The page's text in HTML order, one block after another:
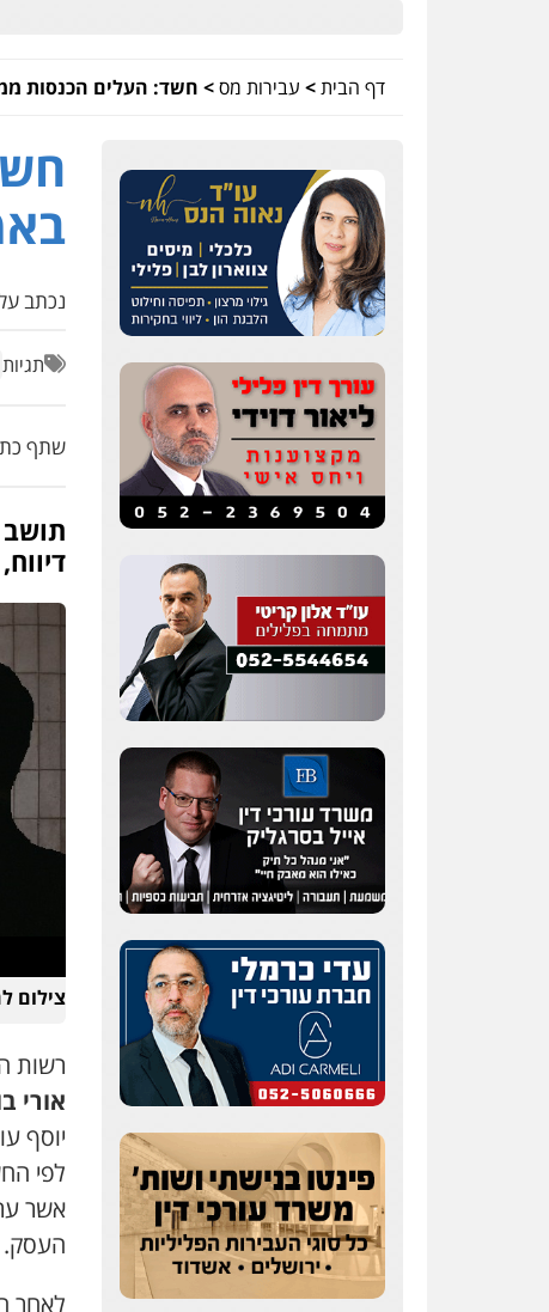
דף הבית> עבירות מס> חשד: העלים הכנסות
עו"ד אייל אוחיון
פלילי עורכי דין לענייני
אסירים מעצרים וחקירות
0523602602
עו"ד אשרף שחאדה
פלילי פשיעה חמורה
מעצרים וחקירות תעבורה
0549535659
רעות כהן – משרד עורכי
נכתב על
תגיות
שתף
תושב
צילום
רשות
אורי
אשר
העסק.
לאחר